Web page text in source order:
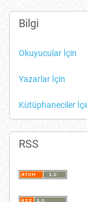
Bilgi
Okuyucular İçin
Yazarlar İçin
Kütüphaneciler
RSS